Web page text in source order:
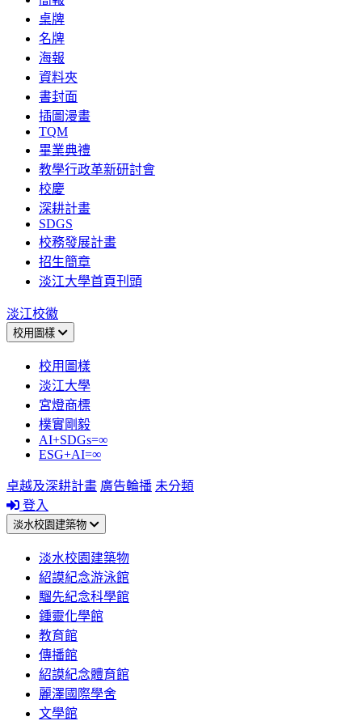
桌牌
名牌
海報
資料夾
書封面
插圖漫畫
TQM
畢業典禮
教學行政革新研討會
校慶
深耕計畫
SDGS
校務發展計畫
招生簡章
淡江大學首頁刊頭
淡江校徽
校用圖樣
校用圖樣
淡江大學
宮燈商標
樸實剛毅
AI+SDGs=∞
ESG+AI=∞
卓越及深耕計畫 廣告輪播 未分類
登入
淡水校園建築物
淡水校園建築物
紹謨紀念游泳館
騮先紀念科學館
鍾靈化學館
教育館
傳播館
紹謨紀念體育館
麗澤國際學舍
文學館